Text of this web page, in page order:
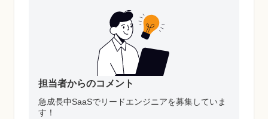
担当者からのコメント
急成長中SaaSでリードエンジニアを募集していま
す！